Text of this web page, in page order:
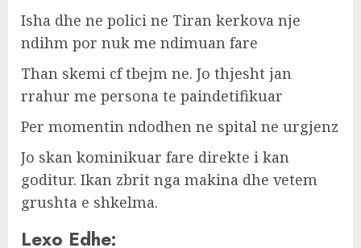
Isha dhe ne polici ne Tiran kerkova nje
ndihm por nuk me ndimuan fare
Than skemi cf tbejm ne. Jo thjesht jan
rrahur me persona te paindetifikuar
Per momentin ndodhen ne spital ne urgjenz
Jo skan kominikuar fare direkte i kan
goditur. Ikan zbrit nga makina dhe vetem
grushta e shkelma.
Lexo Edhe: